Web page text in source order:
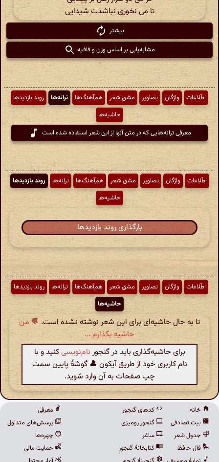
تا می نخوری نباشدت شیدایی
بیشتر
مشابه‌یابی بر اساس وزن و قافیه
اطّلاعات واژگان تصاویر مشق شعر هم‌آهنگ‌ها ترانه‌ها
روند بازدیدها
حاشیه‌ها
معرفی ترانه‌هایی که در متن آنها از این شعر استفاده شده است
اطّلاعات واژگان تصاویر مشق شعر هم‌آهنگ‌ها ترانه‌ها
روند بازدیدها
حاشیه‌ها
بارگذاری روند بازدیدها
اطّلاعات واژگان تصاویر مشق شعر هم‌آهنگ‌ها ترانه‌ها
روند بازدیدها
حاشیه‌ها
تا به حال حاشیه‌ای برای این شعر نوشته نشده است. 💬 من
حاشیه بگذارم ...
برای حاشیه‌گذاری باید در گنجور نام‌نویسیکنید و با
نام کاربری خود از طریق آیکون 👤 گوشهٔ پایین سمت
چپ صفحات به آن وارد شوید.
خانه
بیت تصادفی
جدول شعر
فال حافظ
کدهای گنجور
گنجور رومیزی
ساغر
کتابخانهٔ گنجور
معرفی
پرسش‌های متداول
چهره‌ها
حمایت مالی